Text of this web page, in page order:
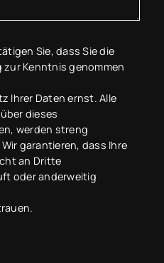
Sie, dass Sie die
zur Kenntnis genommen
Ihrer Daten ernst. Alle
dieses
werden streng
garantieren, dass Ihre
an Dritte
oder anderweitig